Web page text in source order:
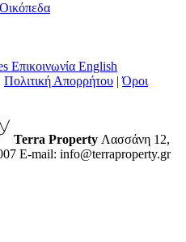
Οικόπεδα
Επικοινωνία English
Πολιτική Απορρήτου |Όροι
Terra Property Λασσάνη 12,
E-mail: info@terraproperty.gr